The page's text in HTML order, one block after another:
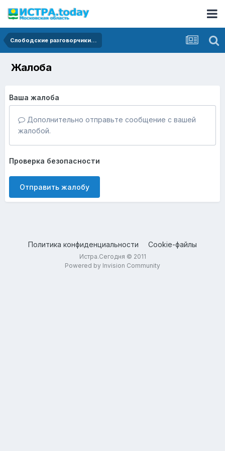
Слободские разговорчики...
Жалоба
Ваша жалоба
Дополнительно отправьте сообщение с вашей
жалобой.
Проверка безопасности
Отправить жалобу
Политика конфиденциальности Cookie-файлы
Истра.Сегодня © 2011
Powered by Invision Community